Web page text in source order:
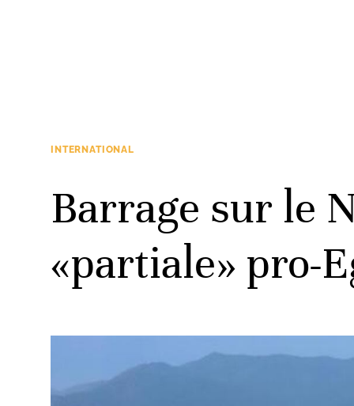
INTERNATIONAL
Barrage sur le
«partiale» pro-